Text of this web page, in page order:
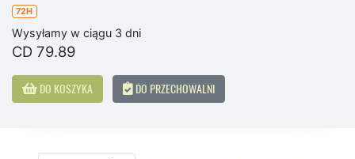
72H
Wysyłamy w ciągu 3 dni
CD 79.89
DO KOSZYKA DO PRZECHOWALNI